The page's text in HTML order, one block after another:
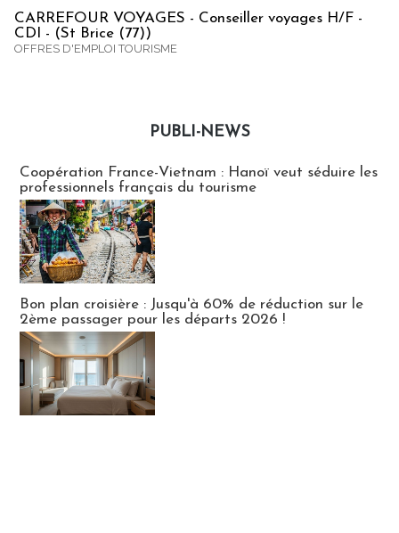
CARREFOUR VOYAGES - Conseiller voyages H/F -
CDI - (St Brice (77))
OFFRES D'EMPLOI TOURISME
PUBLI-NEWS
Coopération France-Vietnam : Hanoï veut séduire les
professionnels français du tourisme
Bon plan croisière : Jusqu'à 60% de réduction sur le
2ème passager pour les départs 2026 !